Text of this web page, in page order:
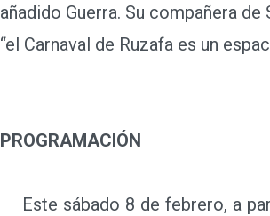
añadido Guerra. Su compañera
“el Carnaval de Ruzafa es un
PROGRAMACIÓN
Este sábado 8 de febrero, a